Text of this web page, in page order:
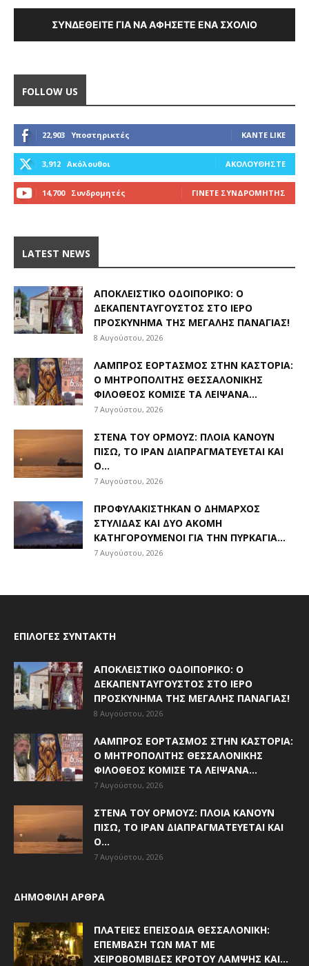
ΣΥΝΔΕΘΕΊΤΕ ΓΙΑ ΝΑ ΑΦΉΣΕΤΕ ΈΝΑ ΣΧΌΛΙΟ
FOLLOW US
22,903 Υποστηρικτές ΚΆΝΤΕ LIKE
3,912 Ακόλουθοι ΑΚΟΛΟΥΘΉΣΤΕ
14,700 Συνδρομητές ΓΊΝΕΤΕ ΣΥΝΔΡΟΜΗΤΉΣ
LATEST NEWS
ΑΠΟΚΛΕΙΣΤΙΚΟ ΟΔΟΙΠΟΡΙΚΟ: Ο
ΔΕΚΑΠΕΝΤΑΎΓΟΥΣΤΟΣ ΣΤΟ ΙΕΡΌ
ΠΡΟΣΚΎΝΗΜΑ ΤΗΣ ΜΕΓΆΛΗΣ ΠΑΝΑΓΊΑΣ!
8 Αυγούστου, 2026
ΛΑΜΠΡΌΣ ΕΟΡΤΑΣΜΌΣ ΣΤΗΝ ΚΑΣΤΟΡΙΆ:
Ο ΜΗΤΡΟΠΟΛΊΤΗΣ ΘΕΣΣΑΛΟΝΊΚΗΣ
ΦΙΛΌΘΕΟΣ ΚΌΜΙΣΕ ΤΑ ΛΕΊΨΑΝΑ...
7 Αυγούστου, 2026
ΣΤΕΝΆ ΤΟΥ ΟΡΜΟΎΖ: ΠΛΟΊΑ ΚΆΝΟΥΝ
ΠΊΣΩ, ΤΟ ΙΡΆΝ ΔΙΑΠΡΑΓΜΑΤΕΎΕΤΑΙ ΚΑΙ
Ο...
7 Αυγούστου, 2026
ΠΡΟΦΥΛΑΚΊΣΤΗΚΑΝ Ο ΔΉΜΑΡΧΟΣ
ΣΤΥΛΊΔΑΣ ΚΑΙ ΔΎΟ ΑΚΌΜΗ
ΚΑΤΗΓΟΡΟΎΜΕΝΟΙ ΓΙΑ ΤΗΝ ΠΥΡΚΑΓΙΆ...
7 Αυγούστου, 2026
ΕΠΙΛΟΓΈΣ ΣΥΝΤΆΚΤΗ
ΑΠΟΚΛΕΙΣΤΙΚΟ ΟΔΟΙΠΟΡΙΚΟ: Ο
ΔΕΚΑΠΕΝΤΑΎΓΟΥΣΤΟΣ ΣΤΟ ΙΕΡΌ
ΠΡΟΣΚΎΝΗΜΑ ΤΗΣ ΜΕΓΆΛΗΣ ΠΑΝΑΓΊΑΣ!
8 Αυγούστου, 2026
ΛΑΜΠΡΌΣ ΕΟΡΤΑΣΜΌΣ ΣΤΗΝ ΚΑΣΤΟΡΙΆ:
Ο ΜΗΤΡΟΠΟΛΊΤΗΣ ΘΕΣΣΑΛΟΝΊΚΗΣ
ΦΙΛΌΘΕΟΣ ΚΌΜΙΣΕ ΤΑ ΛΕΊΨΑΝΑ...
7 Αυγούστου, 2026
ΣΤΕΝΆ ΤΟΥ ΟΡΜΟΎΖ: ΠΛΟΊΑ ΚΆΝΟΥΝ
ΠΊΣΩ, ΤΟ ΙΡΆΝ ΔΙΑΠΡΑΓΜΑΤΕΎΕΤΑΙ ΚΑΙ
Ο...
7 Αυγούστου, 2026
ΔΗΜΟΦΙΛΗ ΑΡΘΡΑ
ΠΛΑΤΕΊΕΣ ΕΠΕΙΣΌΔΙΑ ΘΕΣΣΑΛΟΝΊΚΗ:
ΕΠΈΜΒΑΣΗ ΤΩΝ ΜΑΤ ΜΕ
ΧΕΙΡΟΒΟΜΒΊΔΕΣ ΚΡΌΤΟΥ ΛΆΜΨΗΣ ΚΑΙ...